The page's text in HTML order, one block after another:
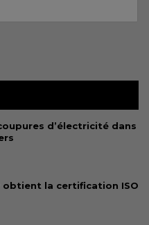
d’électricité dans
obtient la certification ISO